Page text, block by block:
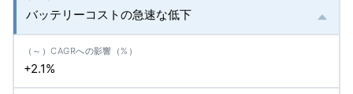
バッテリーコストの急速な低下
+2.1%